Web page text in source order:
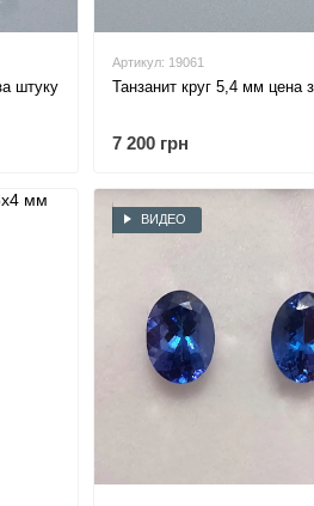
штуку
Артикул: 19061
Танзанит круг 5,4 мм цена
7 200 грн
ВИДЕО